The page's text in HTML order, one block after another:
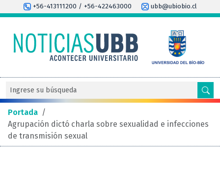
+56-413111200 / +56-422463000 ubb@ubiobio.cl
Portada /
Agrupación dictó charla sobre sexualidad e infecciones
de transmisión sexual